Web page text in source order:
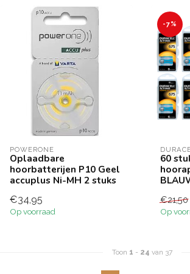
POWERONE
Oplaadbare
hoorbatterijen P10 Geel
accuplus Ni-MH 2 stuks
€34,95
Op voorraad
-7%
60
€21,50
Op
Toon 1 - 24 van 37